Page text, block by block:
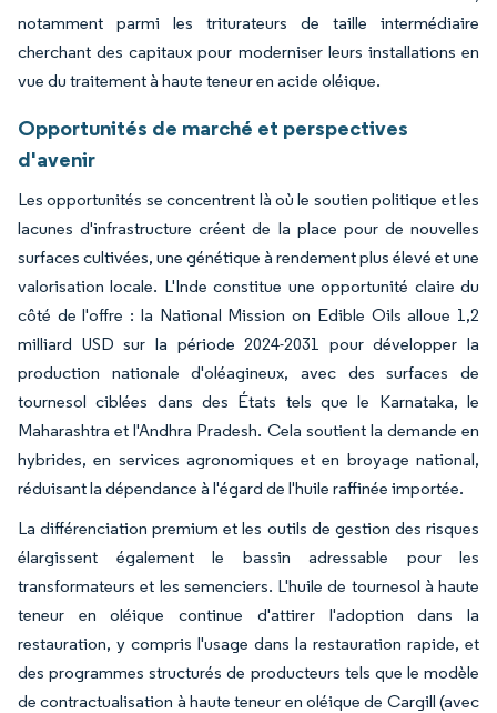
notamment parmi les triturateurs de taille intermédiaire
cherchant des capitaux pour moderniser leurs installations en
vue du traitement à haute teneur en acide oléique.
Opportunités de marché et perspectives
d'avenir
Les opportunités se concentrent là où le soutien politique et les
lacunes d'infrastructure créent de la place pour de nouvelles
surfaces cultivées, une génétique à rendement plus élevé et une
valorisation locale. L'Inde constitue une opportunité claire du
côté de l'offre : la National Mission on Edible Oils alloue 1,2
milliard USD sur la période 2024-2031 pour développer la
production nationale d'oléagineux, avec des surfaces de
tournesol ciblées dans des États tels que le Karnataka, le
Maharashtra et l'Andhra Pradesh. Cela soutient la demande en
hybrides, en services agronomiques et en broyage national,
réduisant la dépendance à l'égard de l'huile raffinée importée.
La différenciation premium et les outils de gestion des risques
élargissent également le bassin adressable pour les
transformateurs et les semenciers. L'huile de tournesol à haute
teneur en oléique continue d'attirer l'adoption dans la
restauration, y compris l'usage dans la restauration rapide, et
des programmes structurés de producteurs tels que le modèle
de contractualisation à haute teneur en oléique de Cargill (avec